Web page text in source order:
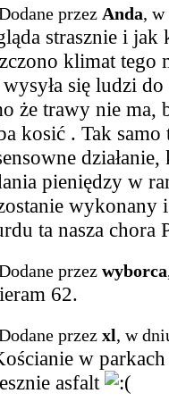
przez Anda, w
strasznie i jak
klimat tego
się ludzi
że trawy nie ma,
kosić . Tak samo
pieniędzy w
wykonany
ta nasza chora
przez wyborca
62.
przez xl, w
w parkach
asfalt